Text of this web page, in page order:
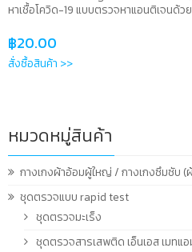
หาเชื้อโควิด-19 แบบตรวจหาแอนติเจนด้
฿20.00
สั่งซื้อสินค้า >>
หมวดหมู่สินค้า
กางเกงผ้าอ้อมผู้ใหญ่ / กางเกงซึมซับ
ชุดตรวจแบบ rapid test
ชุดตรวจมะเร็ง
ชุดตรวจสารเสพติด เอ็นเอส เมทแ